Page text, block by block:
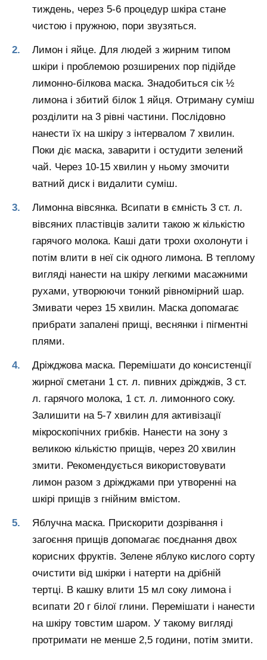
тиждень, через 5-6 процедур шкіра стане
чистою і пружною, пори звузяться.
Лимон і яйце. Для людей з жирним типом
шкіри і проблемою розширених пор підійде
лимонно-білкова маска. Знадобиться сік ½
лимона і збитий білок 1 яйця. Отриману суміш
розділити на 3 рівні частини. Послідовно
нанести їх на шкіру з інтервалом 7 хвилин.
Поки діє маска, заварити і остудити зелений
чай. Через 10-15 хвилин у ньому змочити
ватний диск і видалити суміш.
Лимонна вівсянка. Всипати в ємність 3 ст. л.
вівсяних пластівців залити такою ж кількістю
гарячого молока. Каші дати трохи охолонути і
потім влити в неї сік одного лимона. В теплому
вигляді нанести на шкіру легкими масажними
рухами, утворюючи тонкий рівномірний шар.
Змивати через 15 хвилин. Маска допомагає
прибрати запалені прищі, веснянки і пігментні
плями.
Дріжджова маска. Перемішати до консистенції
жирної сметани 1 ст. л. пивних дріжджів, 3 ст.
л. гарячого молока, 1 ст. л. лимонного соку.
Залишити на 5-7 хвилин для активізації
мікроскопічних грибків. Нанести на зону з
великою кількістю прищів, через 20 хвилин
змити. Рекомендується використовувати
лимон разом з дріжджами при утворенні на
шкірі прищів з гнійним вмістом.
Яблучна маска. Прискорити дозрівання і
загоєння прищів допомагає поєднання двох
корисних фруктів. Зелене яблуко кислого сорту
очистити від шкірки і натерти на дрібній
тертці. В кашку влити 15 мл соку лимона і
всипати 20 г білої глини. Перемішати і нанести
на шкіру товстим шаром. У такому вигляді
протримати не менше 2,5 години, потім змити.